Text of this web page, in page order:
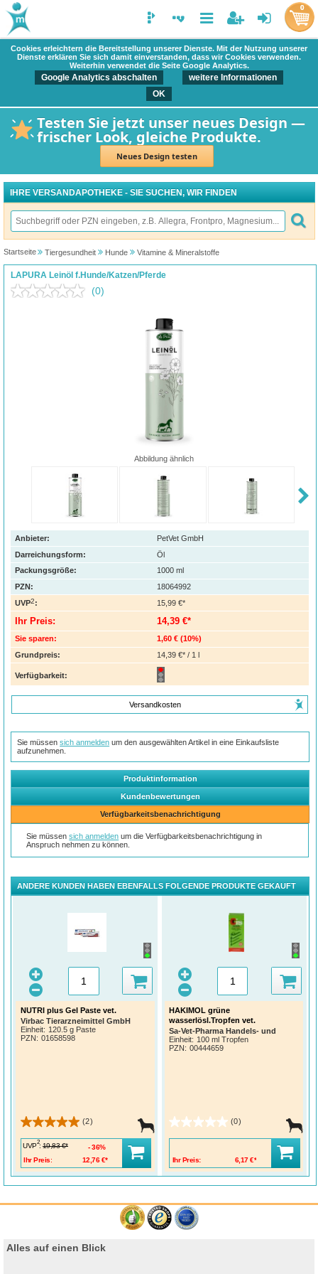
Cookies erleichtern die Bereitstellung unserer Dienste. Mit der Nutzung unserer
Dienste erklären Sie sich damit einverstanden, dass wir Cookies verwenden.
Weiterhin verwendet die Seite Google Analytics.
Google Analytics abschalten
weitere Informationen
OK
Testen Sie jetzt unser neues Design —
frischer Look, gleiche Produkte.
Neues Design testen
0
IHRE VERSANDAPOTHEKE - SIE SUCHEN, WIR FINDEN
Startseite Tiergesundheit Hunde Vitamine & Mineralstoffe
LAPURA Leinöl f.Hunde/Katzen/Pferde
(0)
Abbildung ähnlich
Anbieter:
PetVet GmbH
Darreichungsform:
Öl
Packungsgröße:
1000 ml
PZN:
18064992
UVP2: 15,99 €*
Ihr Preis: 14,39 €*
Sie sparen: 1,60 € (10%)
Grundpreis:
14,39 €* / 1 l
Verfügbarkeit:
Versandkosten
Sie müssensich anmelden um den ausgewählten Artikel in eine Einkaufsliste
aufzunehmen.
Produktinformation
Kundenbewertungen
Verfügbarkeitsbenachrichtigung
Sie müssensich anmelden um die Verfügbarkeitsbenachrichtigung in
Anspruch nehmen zu können.
ANDERE KUNDEN HABEN EBENFALLS FOLGENDE PRODUKTE GEKAUFT
NUTRI plus Gel Paste vet.
Virbac Tierarzneimittel GmbH
Einheit: 120.5 g Paste
PZN : 01658598
(2)
UVP
2
: 19,83 €*
Ihr Preis:
12,76 €*
36%
HAKIMOL grüne
wasserlösl.Tropfen vet.
Sa-Vet-Pharma Handels- und
Einheit: 100 ml Tropfen
PZN : 00444659
(0)
Ihr Preis: 6,17 €*
Alles auf einen Blick